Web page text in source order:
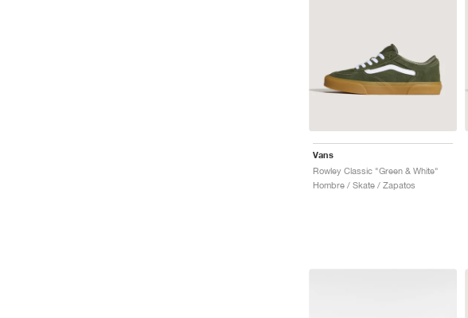
Vans
Rowley Classic "Green & White"
Hombre / Skate / Zapatos